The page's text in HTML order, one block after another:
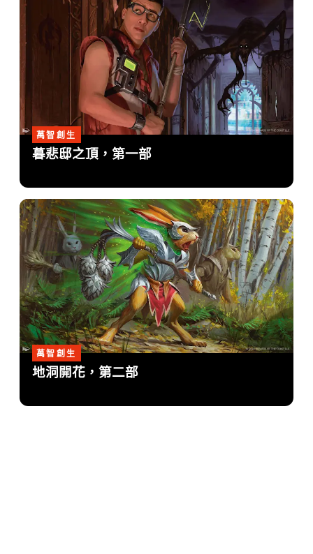
萬智創生
暮悲邸之頂，第一部
萬智創生
地洞開花，第二部